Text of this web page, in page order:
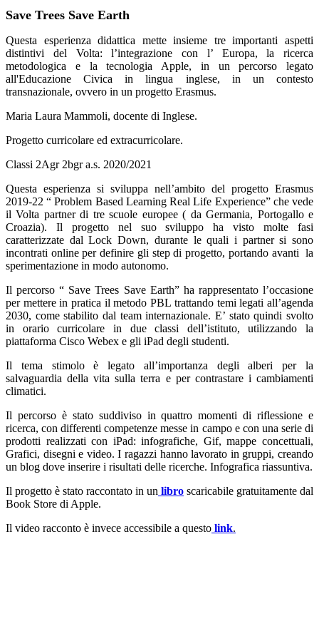
Save Trees Save Earth
Questa esperienza didattica mette insieme tre importanti aspetti
distintivi del Volta: l’integrazione con l’ Europa, la ricerca
metodologica e la tecnologia Apple, in un percorso legato
all'Educazione Civica in lingua inglese, in un contesto
transnazionale, ovvero in un progetto Erasmus.
Maria Laura Mammoli, docente di Inglese.
Progetto curricolare ed extracurricolare.
Classi 2Agr 2bgr a.s. 2020/2021
Questa esperienza si sviluppa nell’ambito del progetto Erasmus
2019-22 “ Problem Based Learning Real Life Experience” che vede
il Volta partner di tre scuole europee ( da Germania, Portogallo e
Croazia). Il progetto nel suo sviluppo ha visto molte fasi
caratterizzate dal Lock Down, durante le quali i partner si sono
incontrati online per definire gli step di progetto, portando avanti la
sperimentazione in modo autonomo.
Il percorso “ Save Trees Save Earth” ha rappresentato l’occasione
per mettere in pratica il metodo PBL trattando temi legati all’agenda
2030, come stabilito dal team internazionale. E’ stato quindi svolto
in orario curricolare in due classi dell’istituto, utilizzando la
piattaforma Cisco Webex e gli iPad degli studenti.
Il tema stimolo è legato all’importanza degli alberi per la
salvaguardia della vita sulla terra e per contrastare i cambiamenti
climatici.
Il percorso è stato suddiviso in quattro momenti di riflessione e
ricerca, con differenti competenze messe in campo e con una serie di
prodotti realizzati con iPad: infografiche, Gif, mappe concettuali,
Grafici, disegni e video. I ragazzi hanno lavorato in gruppi, creando
un blog dove inserire i risultati delle ricerche. Infografica riassuntiva.
Il progetto è stato raccontato in un libro scaricabile gratuitamente dal
Book Store di Apple.
Il video racconto è invece accessibile a questo link.